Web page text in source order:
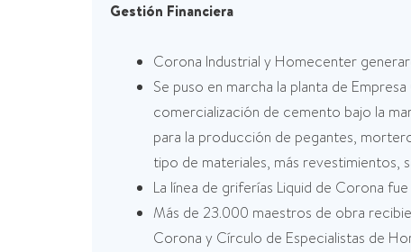
Gestión Financiera
Corona Industrial y Homecenter
Se puso en marcha la planta de
comercialización de cemento bajo la
para la producción de pegantes,
tipo de materiales, más revestimientos,
La línea de griferías Liquid de Corona
Más de 23.000 maestros de obra
Corona y Círculo de Especialistas de